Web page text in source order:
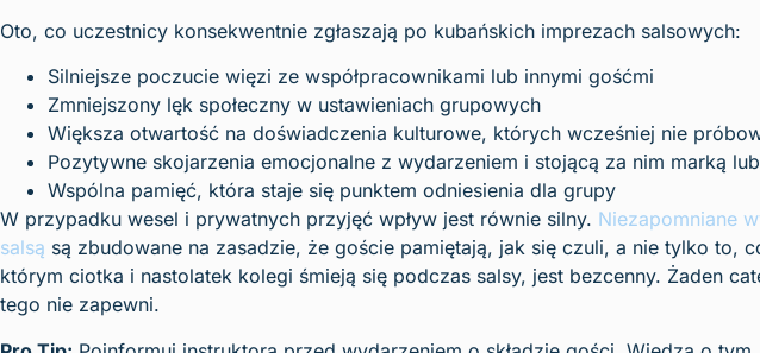
Oto, co uczestnicy konsekwentnie zgłaszają po kubańskich imprezach salsowych:
Silniejsze poczucie więzi ze współpracownikami lub innymi gośćmi
Zmniejszony lęk społeczny w ustawieniach grupowych
Większa otwartość na doświadczenia kulturowe, których wcześniej nie
Pozytywne skojarzenia emocjonalne z wydarzeniem i stojącą za nim marką
Wspólna pamięć, która staje się punktem odniesienia dla grupy
W przypadku wesel i prywatnych przyjęć wpływ jest równie silny. Niezapomniane
salsą są zbudowane na zasadzie, że goście pamiętają, jak się czuli, a nie tylko to,
którym ciotka i nastolatek kolegi śmieją się podczas salsy, jest bezcenny. Żaden
tego nie zapewni.